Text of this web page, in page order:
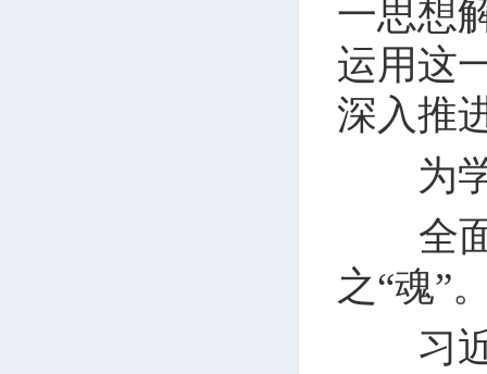
一思想
运用这
深入推
为学
全面
之“魂”
习近